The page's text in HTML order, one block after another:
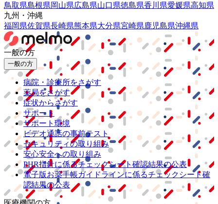
鳥取県島根県岡山県広島県山口県徳島県香川県愛媛県高知県
九州・沖縄
福岡県佐賀県長崎県熊本県大分県宮崎県鹿児島県沖縄県
一般の方
一般の方
病院・診療所をさがす
薬局をさがす
症状からさがす
サポート
サポート環境
ビデオ通話の事前テスト
セキュリティの取り組み
安心安全への取り組み
PHR指針に係るチェックシート確認結果の公表
電子版お薬手帳ガイドラインに係るチェックシート確
認結果の公表